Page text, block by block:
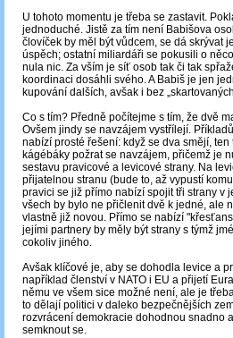
U tohoto momentu je třeba se zastavit.
jednoduché. Jistě za tím není Babišova
človíček by měl být vůdcem, se dá skrývat
úspěch; ostatní miliardáři se pokusili o
nula nic. Za vším je síť osob tak či tak
koordinaci dosáhli svého. A Babiš je jen
kupování dalších, avšak i bez
Co s tím? Předně počítejme s tím, že dvě
Ovšem jindy se navzájem vystřílejí.
nabízí prosté řešení: když se dva smějí,
kágébáky požrat se navzájem, přičemž je
sestavu pravicové a levicové strany. Na
přijatelnou stranu (bude to, až vypustí
pravici se již přímo nabízí spojit tři strany v
všech by bylo ne přičlenit dvě k jedné, ale
vlastně již novou. Přímo se nabízí
jejími partnery by měly být strany s týmž
cokoliv jiného.
Avšak klíčové je, aby se dohodla levice a
například členství v NATO i EU a přijetí
němu ve všem sice možné není, ale je
to dělají politici v daleko bezpečnějších
rozvrácení demokracie dohodnou snadno
semknout se.